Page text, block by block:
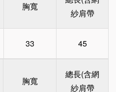
胸寬
紗肩帶
33 45
胸寬
總長(含網
紗肩帶